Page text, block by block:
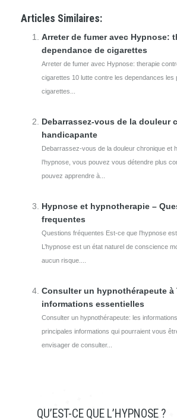
Articles Similaires:
Arreter de fumer avec Hypnose:
dependance de cigarettes
Arreter de fumer avec Hypnose: therapie
cigarettes 10 lutte contre les dependances les
cigarettes...
Debarrassez-vous de la douleur
handicapante
Debarrassez-vous de la douleur chronique et
l’hypnose, vous pouvez vous détendre plus
pouvez apprendre à...
Hypnose et hypnotherapie –
frequentes
Questions fréquentes Est-ce que l’hypnose
L’hypnose est un état naturel de conscience
aucun risque....
Consulter un hypnothérapeute à
informations essentielles
Consulter un hypnothérapeute: les
principales informations qui pourraient vous
envisager de consulter...
QU’EST-CE QUE L’HYPNOSE ?